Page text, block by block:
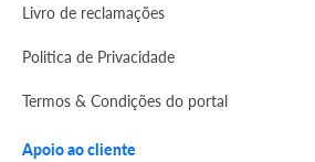
Livro de reclamações
Politica de Privacidade
Termos & Condições do portal
Apoio ao cliente